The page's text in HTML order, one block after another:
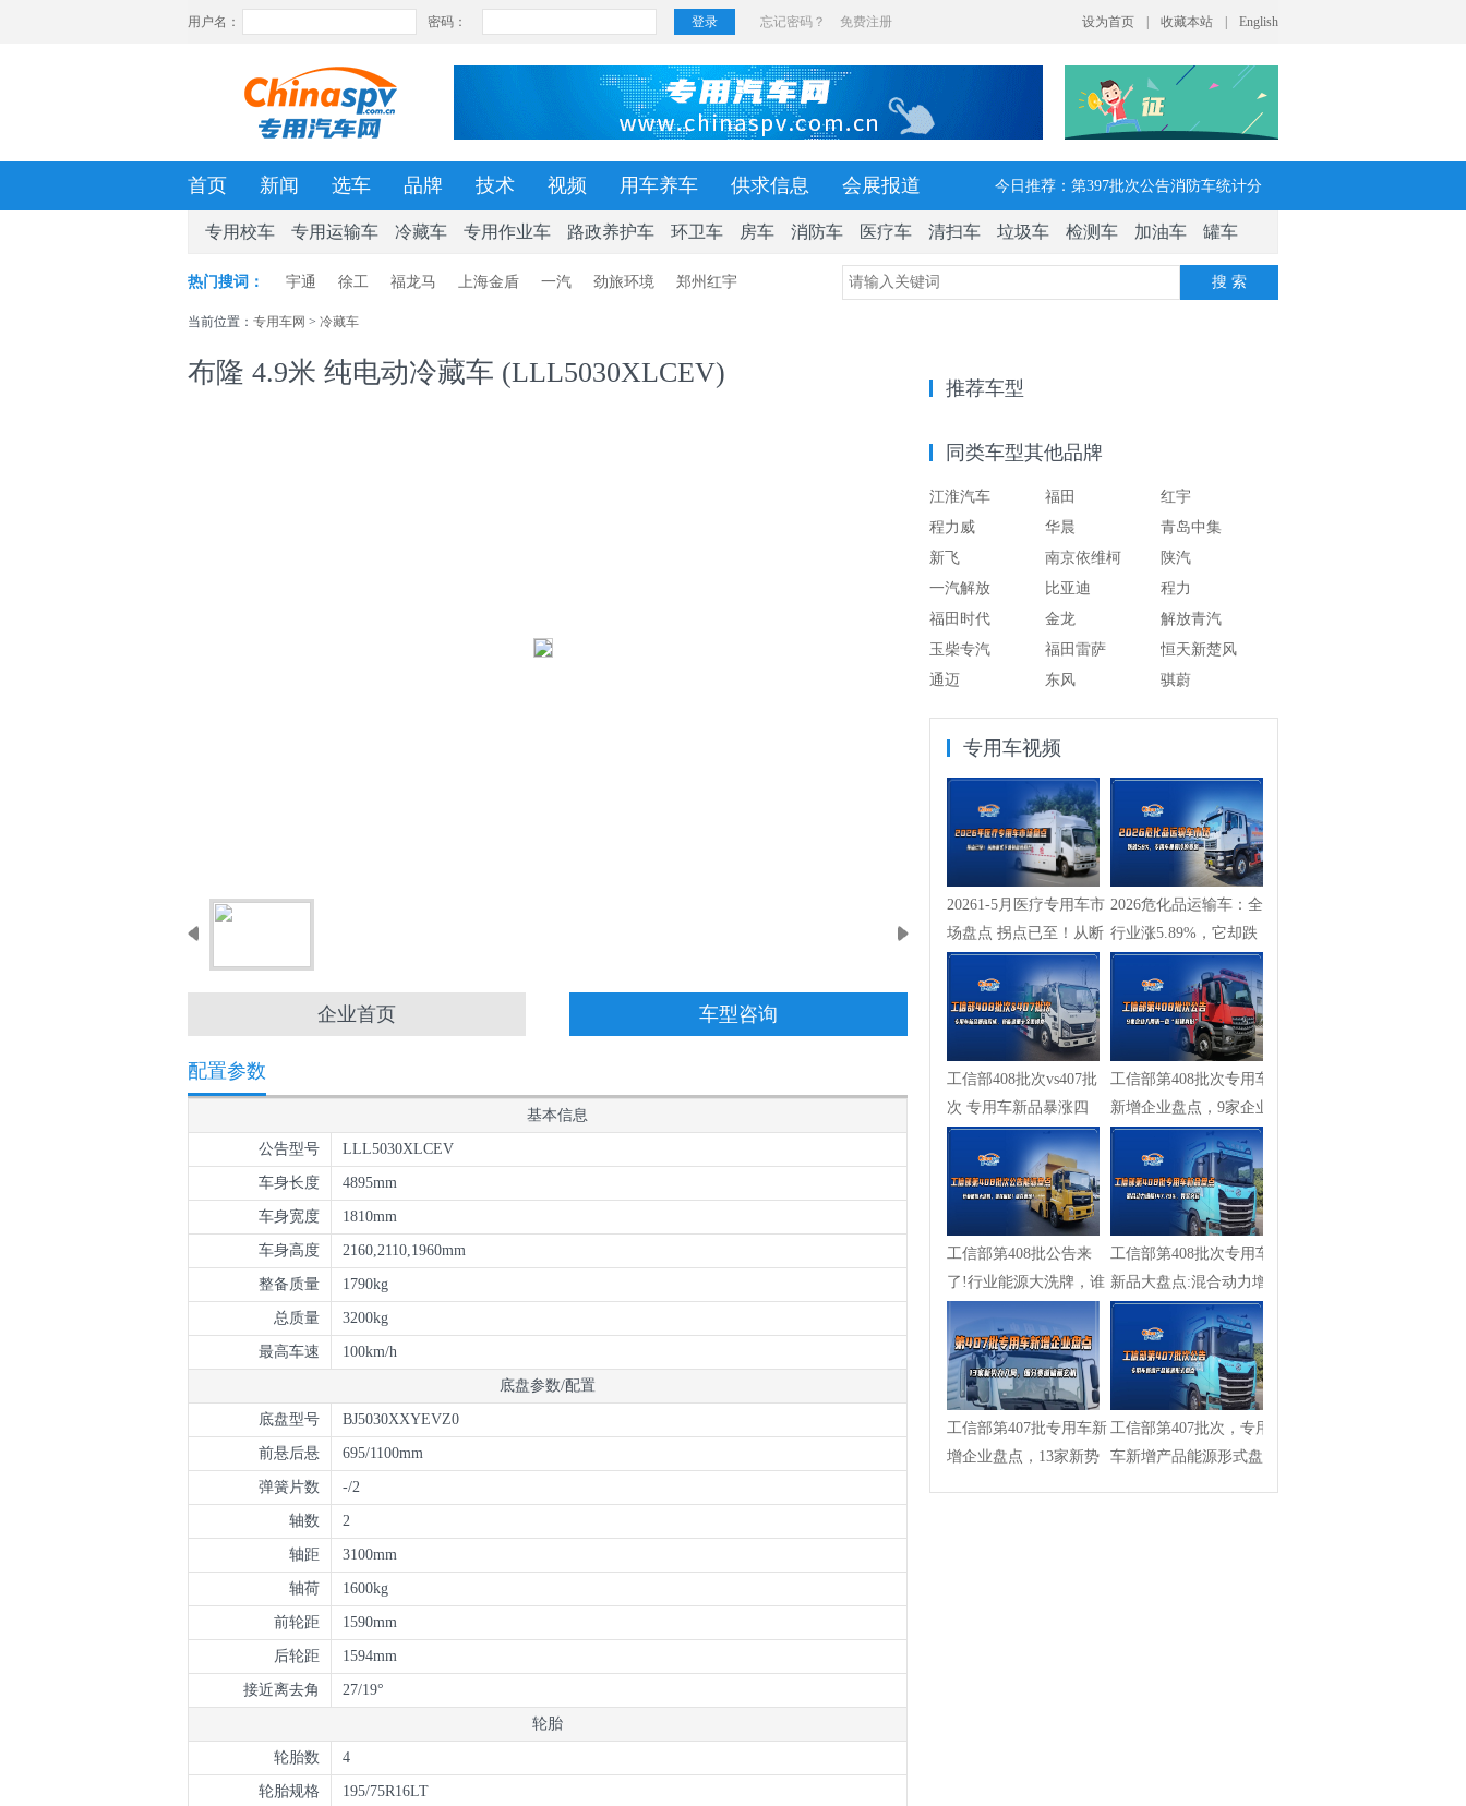
首页 新闻 选车 品牌 技术 视频 用车养车 供求信息 会展报道 今日推荐：第397批次公告消防车统计分
析：公示企业达21家11种车型，水罐、器
V7H危货牵引车获安徽客户青睐
专用校车 专用运输车 冷藏车 专用作业车 路政养护车 环卫车 房车 消防车 医疗车 清扫车 垃圾车 检测车 加油车 罐车
热门搜词： 宇通 徐工 福龙马 上海金盾 一汽 劲旅环境 郑州红宇 搜 索
当前位置： 专用车网 > 冷藏车
布隆 4.9米 纯电动冷藏车 (LLL5030XLCEV)
企业首页 车型咨询
配置参数
基本信息
公告型号 LLL5030XLCEV
车身长度 4895mm
车身宽度 1810mm
车身高度 2160,2110,1960mm
整备质量 1790kg
总质量 3200kg
最高车速 100km/h
底盘参数/配置
底盘型号 BJ5030XXYEVZ0
前悬后悬 695/1100mm
弹簧片数 -/2
轴数 2
轴距 3100mm
轴荷 1600kg
前轮距 1590mm
后轮距 1594mm
接近离去角 27/19°
轮胎
轮胎数 4
轮胎规格 195/75R16LT
推荐车型
同类车型其他品牌
江淮汽车 福田
红宇
程力威
华晨
青岛中集
新飞
南京依维柯
陕汽
一汽解放
比亚迪
程力
福田时代
金龙
解放青汽
玉柴专汽
福田雷萨
恒天新楚风
通迈
东风 骐蔚
专用车视频
20261-5月医疗专用车市
场盘点 拐点已至！从断
崖式下...
2026危化品运输车：全
行业涨5.89%，它却跌
58%，专用车...
工信部408批次vs407批
次 专用车新品暴涨四
成，新能源...
工信部第408批次专用车
新增企业盘点，9家企业
入局清一...
工信部第408批公告来
了!行业能源大洗牌，谁
工信部第408批次专用车
新品大盘点:混合动力增
幅147.79...
工信部第407批专用车新
增企业盘点，13家新势
工信部第407批次，专用
车新增产品能源形式盘